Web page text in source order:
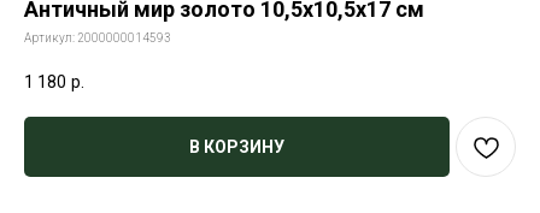
Античный мир золото 10,5х10,5х17 см
Артикул: 2000000014593
1 180 р.
В КОРЗИНУ